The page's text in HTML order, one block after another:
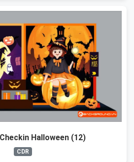
Halloween (12)
CDR